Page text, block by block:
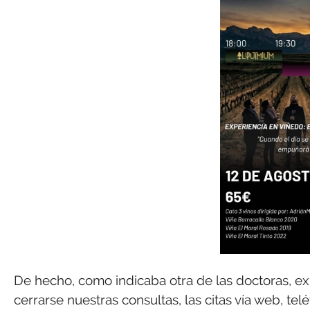
De hecho, como indicaba otra de las doctoras,
cerrarse nuestras consultas, las citas vía web,